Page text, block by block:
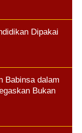
Dipakai
Babinsa dalam
Bukan